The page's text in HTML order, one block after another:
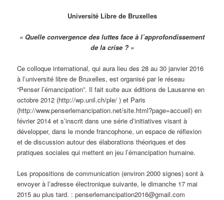
Université Libre de Bruxelles
« Quelle convergence des luttes face à l’approfondissement
de la crise ? »
Ce colloque international, qui aura lieu des 28 au 30 janvier 2016
à l’université libre de Bruxelles, est organisé par le réseau
“Penser l’émancipation”. Il fait suite aux éditions de Lausanne en
octobre 2012 (http://wp.unil.ch/ple/ ) et Paris
(http://www.penserlemancipation.net/site.html?page=accueil) en
février 2014 et s’inscrit dans une série d’initiatives visant à
développer, dans le monde francophone, un espace de réflexion
et de discussion autour des élaborations théoriques et des
pratiques sociales qui mettent en jeu l’émancipation humaine.
Les propositions de communication (environ 2000 signes) sont à
envoyer à l’adresse électronique suivante, le dimanche 17 mai
2015 au plus tard. : penserlemancipation2016@gmail.com